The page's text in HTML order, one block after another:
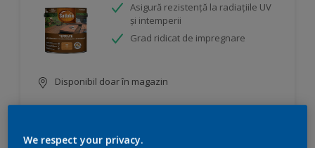
Asigură rezistenţă la radiaţiile UV
şi intemperii
Grad ridicat de impregnare
Disponibil doar în magazin
We respect your privacy.